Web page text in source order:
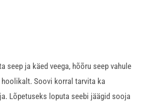
seep ja käed veega, hõõru seep vahule
Soovi korral tarvita ka
Lõpetuseks loputa seebi jäägid sooja